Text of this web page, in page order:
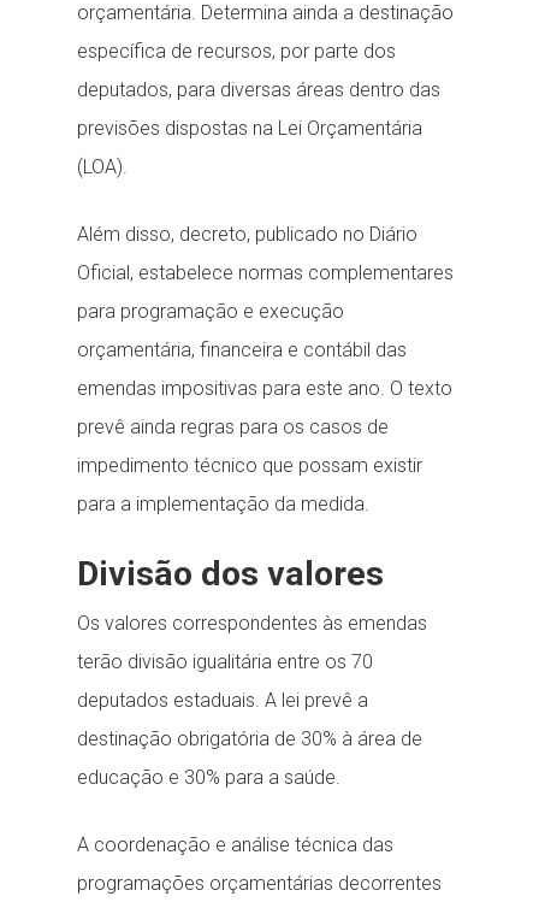
orçamentária. Determina ainda a destinação
específica de recursos, por parte dos
deputados, para diversas áreas dentro das
previsões dispostas na Lei Orçamentária
(LOA).
Além disso, decreto, publicado no Diário
Oficial, estabelece normas complementares
para programação e execução
orçamentária, financeira e contábil das
emendas impositivas para este ano. O texto
prevê ainda regras para os casos de
impedimento técnico que possam existir
para a implementação da medida.
Divisão dos valores
Os valores correspondentes às emendas
terão divisão igualitária entre os 70
deputados estaduais. A lei prevê a
destinação obrigatória de 30% à área de
educação e 30% para a saúde.
A coordenação e análise técnica das
programações orçamentárias decorrentes